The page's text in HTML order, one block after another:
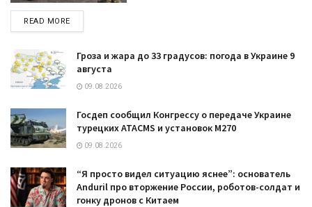
READ MOREDETAILS
Гроза и жара до 33 градусов: погода в Украине 9
августа
09.08.2026
Госдеп сообщил Конгрессу о передаче Украине
турецких ATACMS и установок M270
09.08.2026
“Я просто видел ситуацию яснее”: основатель
Anduril про вторжение России, роботов-солдат и
гонку дронов с Китаем